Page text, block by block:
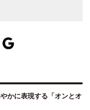
かに表現する「オンとオ